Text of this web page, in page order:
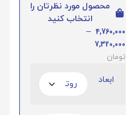
محصول مورد نظرتان را
انتخاب کنید
4,760,000
–
7,320,000
تومان
ابعاد